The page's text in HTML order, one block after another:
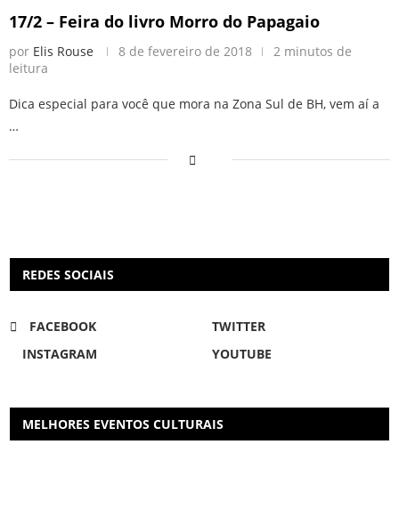
17/2 – Feira do livro Morro do Papagaio
por Elis Rouse 8 de fevereiro de 2018
2 minutos de
leitura
Dica especial para você que mora na Zona Sul de BH, vem aí a
…
REDES SOCIAIS
FACEBOOK
TWITTER
INSTAGRAM
YOUTUBE
MELHORES EVENTOS CULTURAIS